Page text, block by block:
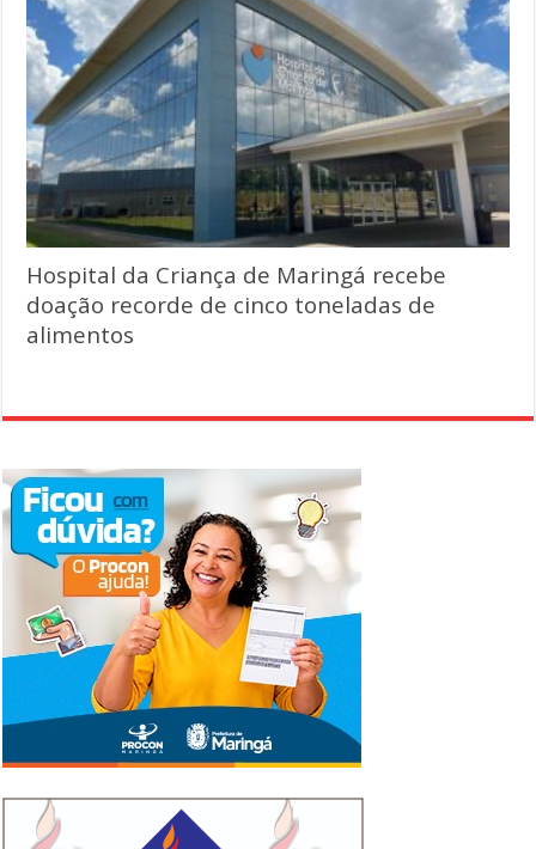
Hospital da Criança de Maringá recebe
doação recorde de cinco toneladas de
alimentos